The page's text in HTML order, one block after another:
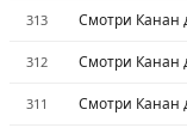
313 Смотри Канан
312 Смотри Канан
311 Смотри Канан